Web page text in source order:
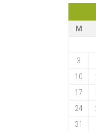
M
3
10
17
24
31